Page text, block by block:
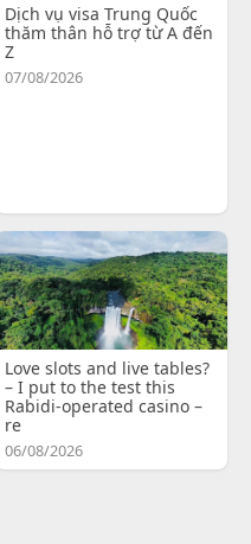
Dịch vụ visa Trung Quốc
thăm thân hỗ trợ từ A đến
Z
07/08/2026
Love slots and live tables?
– I put to the test this
Rabidi-operated casino –
re
06/08/2026